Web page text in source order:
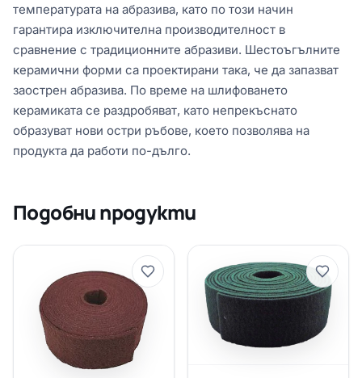
температурата на абразива, като по този начин
гарантира изключителна производителност в
сравнение с традиционните абразиви. Шестоъгълните
керамични форми са проектирани така, че да запазват
заострен абразива. По време на шлифоването
керамиката се раздробяват, като непрекъснато
образуват нови остри ръбове, което позволява на
продукта да работи по-дълго.
Подобни продукти